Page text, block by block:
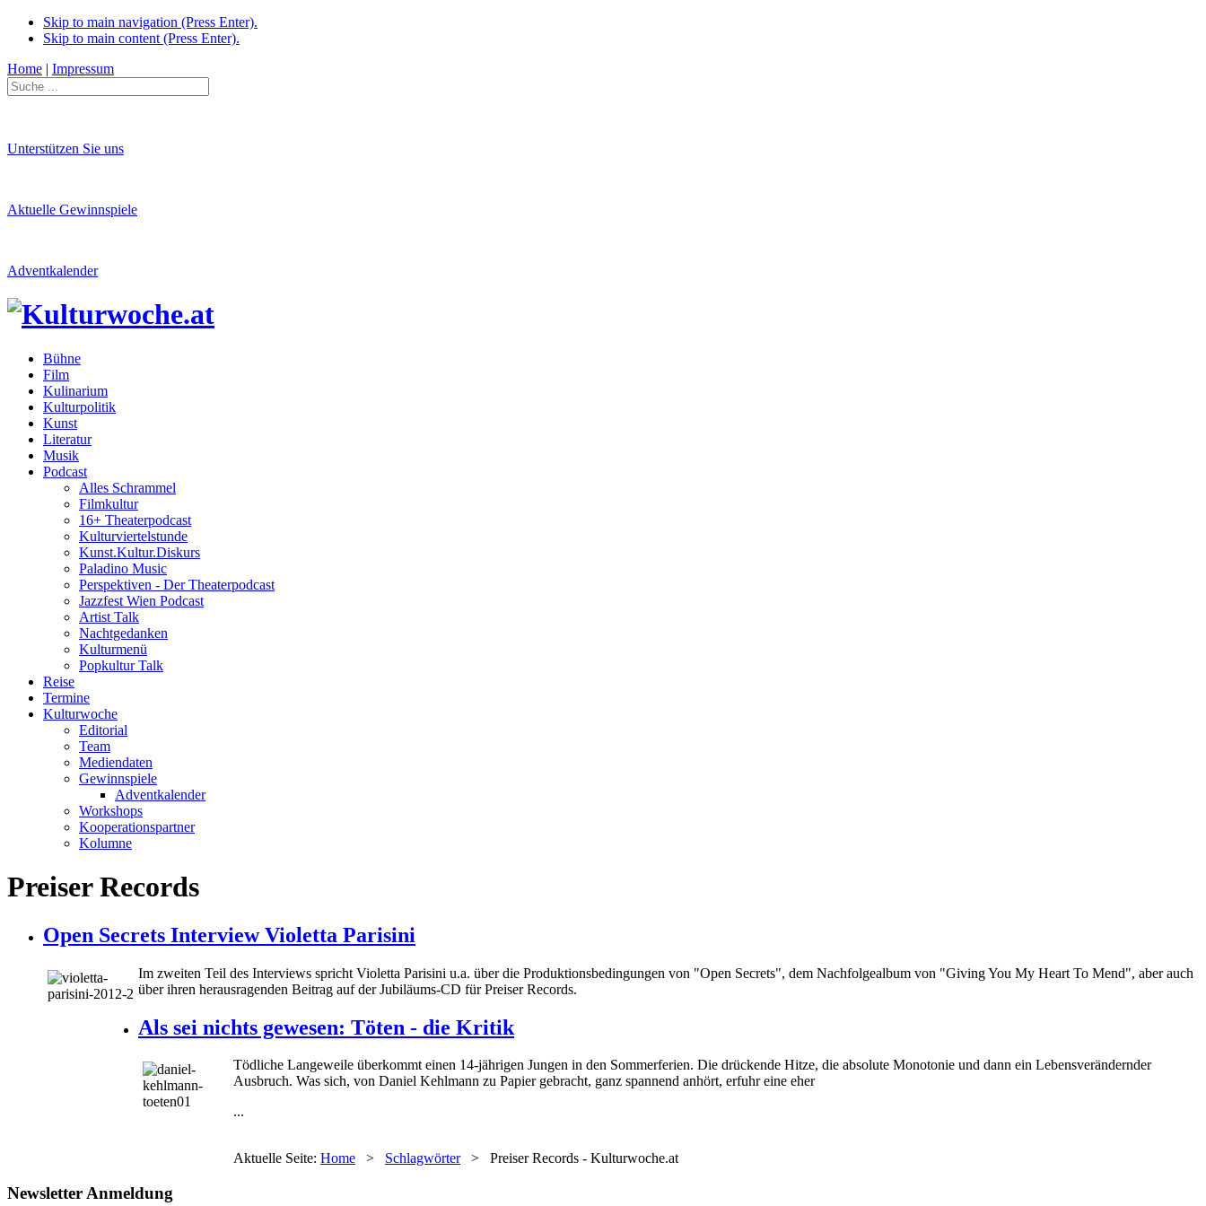
Skip to main navigation (Press Enter).
Skip to main content (Press Enter).
Home | Impressum
Unterstützen Sie uns
Aktuelle Gewinnspiele
Adventkalender
Bühne
Film
Kulinarium
Kulturpolitik
Kunst
Literatur
Musik
Podcast
Alles Schrammel
Filmkultur
16+ Theaterpodcast
Kulturviertelstunde
Kunst.Kultur.Diskurs
Paladino Music
Perspektiven - Der Theaterpodcast
Jazzfest Wien Podcast
Artist Talk
Nachtgedanken
Kulturmenü
Popkultur Talk
Reise
Termine
Kulturwoche
Editorial
Team
Mediendaten
Gewinnspiele
Adventkalender
Workshops
Kooperationspartner
Kolumne
Preiser Records
Open Secrets Interview Violetta Parisini
Im zweiten Teil des Interviews spricht Violetta Parisini u.a. über die Produktionsbedingungen von "Open Secrets", dem Nachfolgealbum von "Giving You My Heart To Mend", aber auch
über ihren herausragenden Beitrag auf der Jubiläums-CD für Preiser Records.
Als sei nichts gewesen: Töten - die Kritik
Tödliche Langeweile überkommt einen 14-jährigen Jungen in den Sommerferien. Die drückende Hitze, die absolute Monotonie und dann ein Lebensverändernder
Ausbruch. Was sich, von Daniel Kehlmann zu Papier gebracht, ganz spannend anhört, erfuhr eine eher
...
Aktuelle Seite: Home > Schlagwörter > Preiser Records - Kulturwoche.at
Newsletter Anmeldung